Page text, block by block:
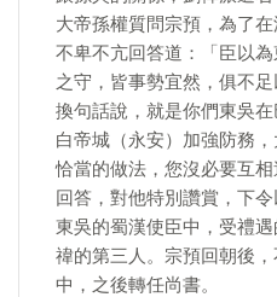
大帝孫權質問宗預，為了
不卑不亢回答道：「臣以
之守，皆事勢宜然，俱不足
換句話說，就是你們東吳
白帝城（永安）加強防務
恰當的做法，您沒必要互
回答，對他特別讚賞，下
東吳的蜀漢使臣中，受禮
禕的第三人。宗預回朝後
中，之後轉任尚書。